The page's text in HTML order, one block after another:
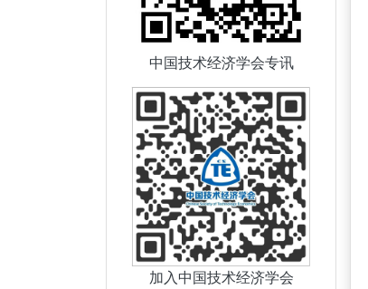
中国技术经济学会专讯
加入中国技术经济学会